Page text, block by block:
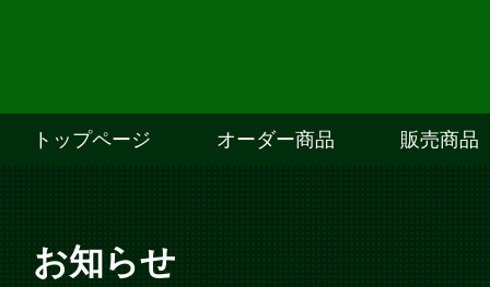
トップページ オーダー商品 販売商品
お知らせ